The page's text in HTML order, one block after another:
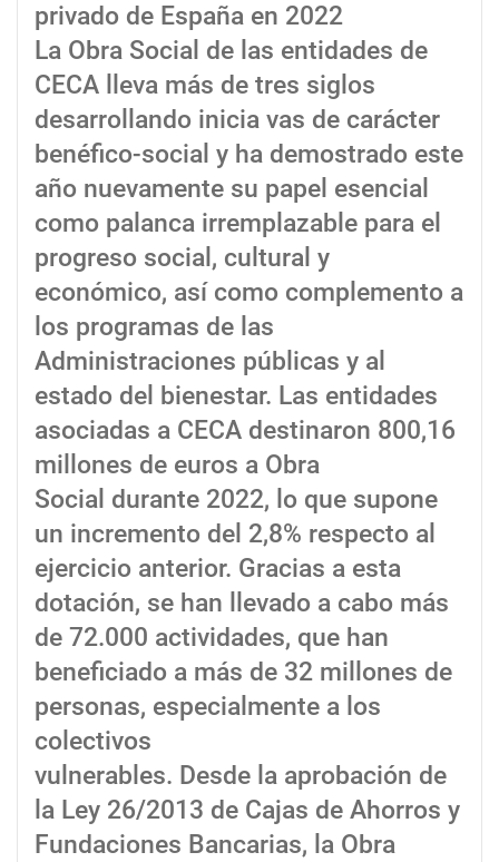
privado de España en 2022
La Obra Social de las entidades de
CECA lleva más de tres siglos
desarrollando inicia vas de carácter
benéfico-social y ha demostrado este
año nuevamente su papel esencial
como palanca irremplazable para el
progreso social, cultural y
económico, así como complemento a
los programas de las
Administraciones públicas y al
estado del bienestar. Las entidades
asociadas a CECA destinaron 800,16
millones de euros a Obra
Social durante 2022, lo que supone
un incremento del 2,8% respecto al
ejercicio anterior. Gracias a esta
dotación, se han llevado a cabo más
de 72.000 actividades, que han
beneficiado a más de 32 millones de
personas, especialmente a los
colectivos
vulnerables. Desde la aprobación de
la Ley 26/2013 de Cajas de Ahorros y
Fundaciones Bancarias, la Obra